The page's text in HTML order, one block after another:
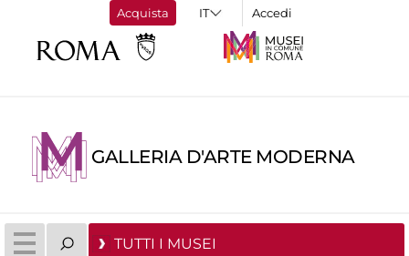
Acquista Accedi
GALLERIA D'ARTE MODERNA
TUTTI I MUSEI